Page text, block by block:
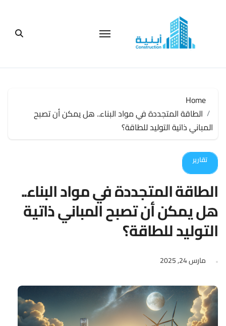
Home
الطاقة المتجددة في مواد البناء.. هل يمكن أن تصبح
المباني ذاتية التوليد للطاقة؟
تقارير
الطاقة المتجددة في مواد البناء..
هل يمكن أن تصبح المباني ذاتية
التوليد للطاقة؟
مارس 24, 2025